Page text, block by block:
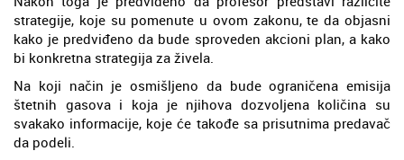
strategije, koje su pomenute u ovom zakonu, te da objasni
kako je predviđeno da bude sproveden akcioni plan, a kako
bi konkretna strategija za živela.
Na koji način je osmišljeno da bude ograničena emisija
štetnih gasova i koja je njihova dozvoljena količina su
svakako informacije, koje će takođe sa prisutnima predavač
da podeli.